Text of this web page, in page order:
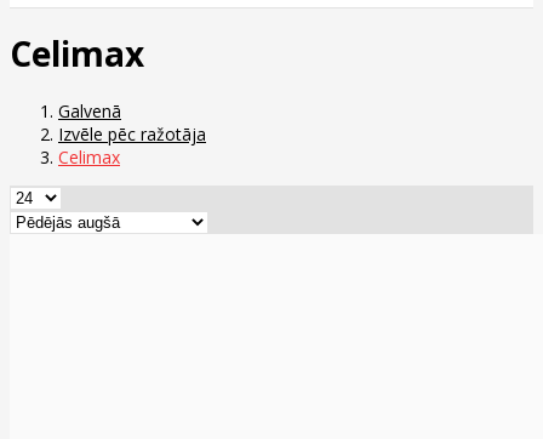
Celimax
Galvenā
Izvēle pēc ražotāja
Celimax